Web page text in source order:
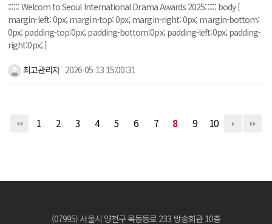
:::::: Welcom to Seoul International Drama Awards 2025:::::: body {
margin-left: 0px; margin-top: 0px; margin-right: 0px; margin-bottom:
0px; padding-top:0px; padding-bottom:0px; padding-left:0px; padding-
right:0px; }
최고관리자 2026-05-13 15:00:31
1 2 3 4 5 6 7 8 9 10
(07995) 서울시 양천구 목동동로 233 방송회관 10층